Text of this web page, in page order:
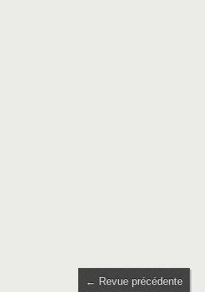
← Revue précédente